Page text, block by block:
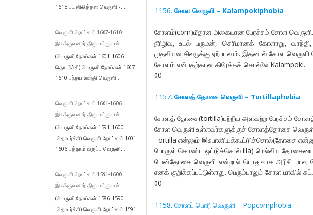
சோள வெருளி – Kalampokiphobia
சோளம்(corn)மீதான மிகையான பேரச்சம் சோள வெருளி.
நீரிழிவு, உடல் பருமன், செரிமானக் கோளாறு,
முதலியன சிலருக்கு ஏற்படலாம். இதனால் சோள
சோளம் என்பதற்கான கிரேக்கச் சொல்லே Kalampoki.
00
சோளத் தோசை வெருளி – Tortillaphobia
சோளத் தோசை(tortilla)பற்றிய அளவற்ற பேரச்சம்
சோள வெருளி உள்ளவர்களுக்குச் சோளத்தோசை
Tortilla என்னும் இசுபானியக்கூட்டுச்சொல்(தோசை
பொருள் கொண்ட ஒட்டுச்சொல் illa) மெல்லிய தோசையைக்
மென்தோசை வெருளி என்றால் பொதுவாக அரிசி
எனக் குறிக்கப்பட்டுள்ளது. பெரும்பாலும் சோள மாவில்
00
சோளப் பொரி வெருளி – Popcornphobia
1615 பயனிலித்தள வெருளி -...
வெருளி நோய்கள் 1607-1610 :
இலக்குவனார் திருவள்ளுவன்
(வெருளி நோய்கள் 1601-1606
தொடர்ச்சி) வெருளி நோய்கள் 1607-
1610 பந்தய ஊர்தி வெருளி...
வெருளி நோய்கள் 1601-1606 :
இலக்குவனார் திருவள்ளுவன்
(வெருளி நோய்கள் 1591-1600
:தொடர்ச்சி) வெருளி நோய்கள் 1601-
1606 பத்தாம் வகுப்பு வெருளி...
வெருளி நோய்கள் 1591-1600 :
இலக்குவனார் திருவள்ளுவன்
(வெருளி நோய்கள் 1586-1590
:தொடர்ச்சி) வெருளி நோய்கள் 1591-